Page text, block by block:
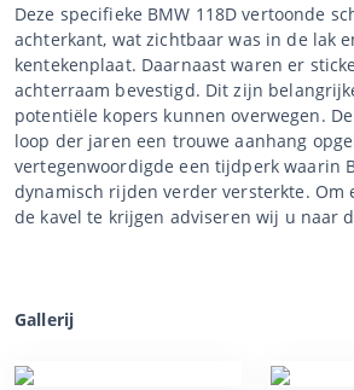
Deze specifieke BMW 118D vertoonde
achterkant, wat zichtbaar was in de lak
kentekenplaat. Daarnaast waren er
achterraam bevestigd. Dit zijn
potentiële kopers kunnen overwegen.
loop der jaren een trouwe aanhang
vertegenwoordigde een tijdperk waarin
dynamisch rijden verder versterkte. Om
de kavel te krijgen adviseren wij u naar
Gallerij